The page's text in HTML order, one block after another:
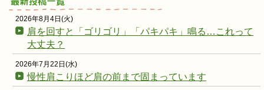
2026年8月4日(火)
肩を回すと「ゴリゴリ」「パキパキ」鳴る…これって
大丈夫？
2026年7月22日(水)
慢性肩こりほど肩の前まで固まっています